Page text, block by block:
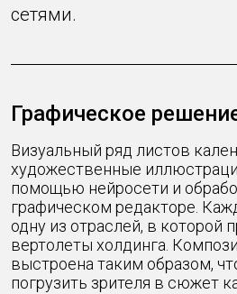
сетями.
Графическое
Визуальный ряд листов
художественные
помощью нейросети и
графическом редакторе.
одну из отраслей, в которой
вертолеты холдинга.
выстроена таким образом,
погрузить зрителя в сюжет